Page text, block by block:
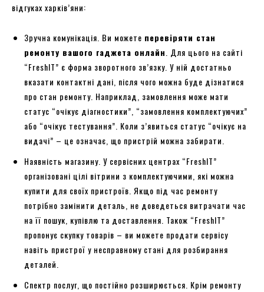
відгуках харків’яни:
Зручна комунікація. Ви можете перевіряти стан
ремонту вашого гаджета онлайн . Для цього на сайті
“FreshIT” є форма зворотного зв’язку. У ній достатньо
вказати контактні дані, після чого можна буде дізнатися
про стан ремонту. Наприклад, замовлення може мати
статус “очікує діагностики”, “замовлення комплектуючих”
або “очікує тестування”. Коли з’явиться статус “очікує на
видачі” – це означає, що пристрій можна забирати.
Наявність магазину. У сервісних центрах “FreshIT”
організовані цілі вітрини з комплектуючими, які можна
купити для своїх пристроїв. Якщо під час ремонту
потрібно замінити деталь, не доведеться витрачати час
на її пошук, купівлю та доставлення. Також “FreshIT”
пропонує скупку товарів – ви можете продати сервісу
навіть пристрої у несправному стані для розбирання
деталей.
Спектр послуг, що постійно розширюється. Крім ремонту